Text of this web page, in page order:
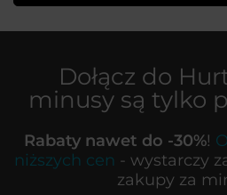
Dołącz do
minusy są tylko
Rabaty nawet do -30%!
niższych cen - wystarczy
zakupy za